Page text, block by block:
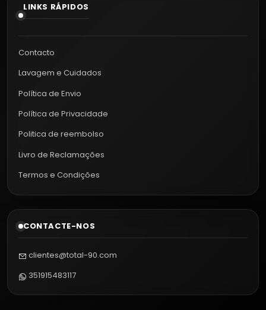
LINKS RÁPIDOS
Contacto
Lavagem e Cuidados
Política de Envio
Política de Privacidade
Politica de reembolso
Livro de Reclamações
Termos e Condições
CONTACTE-NOS
clientes@total-90.com
351915483117